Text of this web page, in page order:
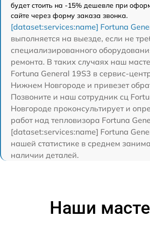
будет стоить на -15% дешевле при
сайте через форму заказа звонка.
[dataset:services:name] Fortuna
выполняется на выезде, если не
специализированного
ремонта. В таких случаях наш
Fortuna General 19S3 в сервис-
Нижнем Новгороде и привезет
Позвоните и наш сотрудник сц
Новгороде проконсультирует и
работ над тепловизора Fortuna
[dataset:services:name] Fortuna
нашей статистике в среднем
наличии деталей.
Наши